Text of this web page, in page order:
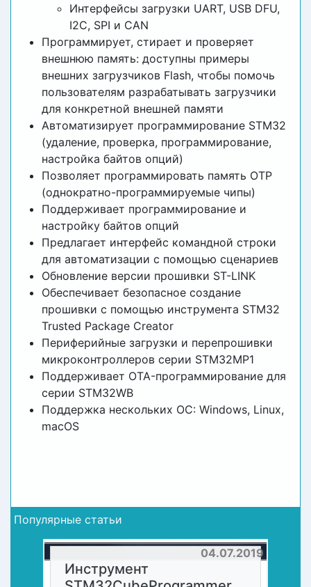
Интерфейсы загрузки UART, USB DFU,
I2C, SPI и CAN
Программирует, стирает и проверяет
внешнюю память: доступны примеры
внешних загрузчиков Flash, чтобы помочь
пользователям разрабатывать загрузчики
для конкретной внешней памяти
Автоматизирует программирование STM32
(удаление, проверка, программирование,
настройка байтов опций)
Позволяет программировать память OTP
(однократно-программируемые чипы)
Поддерживает программирование и
настройку байтов опций
Предлагает интерфейс командной строки
для автоматизации с помощью сценариев
Обновление версии прошивки ST-LINK
Обеспечивает безопасное создание
прошивки с помощью инструмента STM32
Trusted Package Creator
Периферийные загрузки и перепрошивки
микроконтроллеров серии STM32MP1
Поддерживает OTA-программирование для
серии STM32WB
Поддержка нескольких ОС: Windows, Linux,
macOS
Популярные статьи
Инструмент
04.07.2019